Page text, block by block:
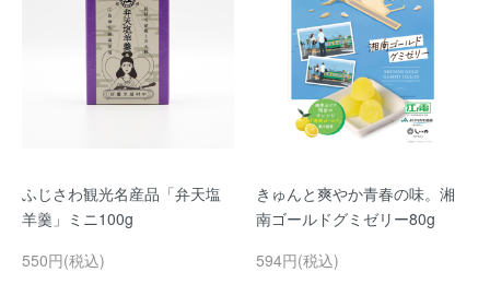
ふじさわ観光名産品「弁天塩
羊羹」ミニ100g
550円(税込)
きゅんと爽やか青春の味。湘
南ゴールドグミゼリー80g
594円(税込)